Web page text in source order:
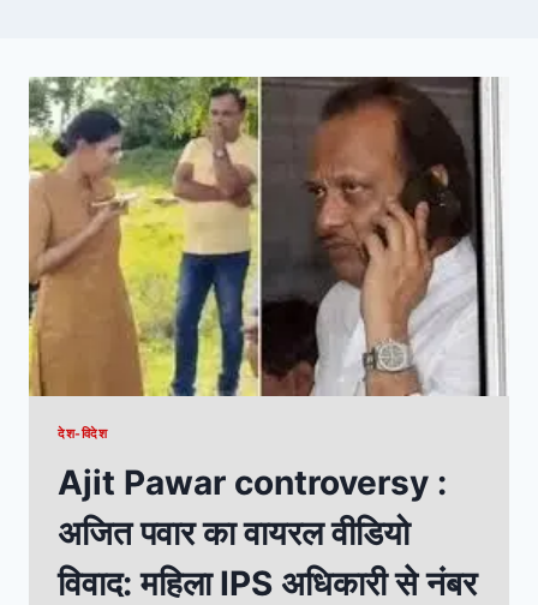
देश-विदेश
Ajit Pawar controversy :
अजित पवार का वायरल वीडियो
विवाद: महिला IPS अधिकारी से नंबर